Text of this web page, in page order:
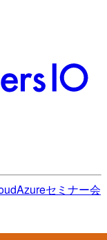
Azureセミナー会